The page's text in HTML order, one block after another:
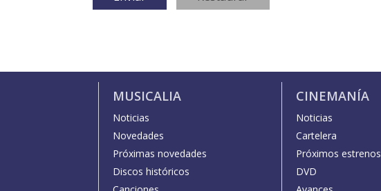
MUSICALIA
Noticias
Novedades
Próximas novedades
Discos históricos
CINEMANÍA
Noticias
Cartelera
Próximos estrenos
DVD